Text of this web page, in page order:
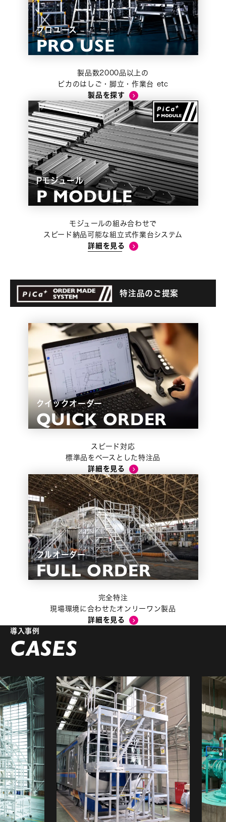
プロユース
製品数2000品以上の
ピカのはしご・脚立・作業台 etc
製品を探す
Pモジュール
モジュールの組み合わせで
スピード納品可能な組立式作業台システム
詳細を見る
特注品のご提案
クイックオーダー
スピード対応
標準品をベースとした特注品
詳細を見る
フルオーダー
完全特注
現場環境に合わせたオンリーワン製品
詳細を見る
導入事例